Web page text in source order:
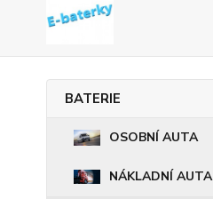
BATERIE
OSOBNÍ AUTA
NÁKLADNÍ AUTA